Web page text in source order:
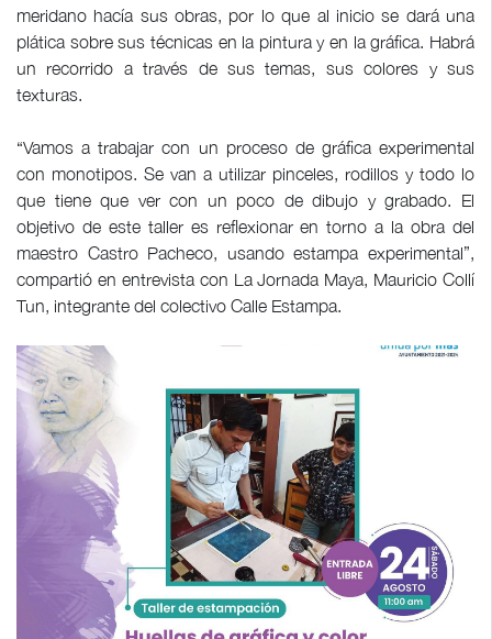
meridano hacía sus obras, por lo que al inicio se dará una
plática sobre sus técnicas en la pintura y en la gráfica. Habrá
un recorrido a través de sus temas, sus colores y sus
texturas.
“Vamos a trabajar con un proceso de gráfica experimental
con monotipos. Se van a utilizar pinceles, rodillos y todo lo
que tiene que ver con un poco de dibujo y grabado. El
objetivo de este taller es reflexionar en torno a la obra del
maestro Castro Pacheco, usando estampa experimental”,
compartió en entrevista con La Jornada Maya, Mauricio Collí
Tun, integrante del colectivo Calle Estampa.